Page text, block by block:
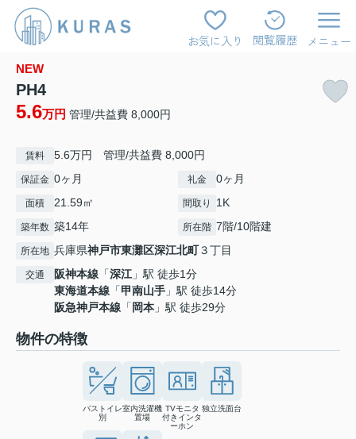
お気に入り 閲覧履歴 メニュー
NEW
PH4
5.6万円 管理/共益費 8,000円
賃料 5.6万円 管理/共益費 8,000円
保証金 0ヶ月 礼金 0ヶ月
面積 21.59㎡ 間取り 1K
築年数 築14年 所在階 7階/10階建
所在地 兵庫県神戸市東灘区深江北町３丁目
交通 阪神本線 「深江 」駅 徒歩1分
東海道本線 「甲南山手 」駅 徒歩14分
阪急神戸本線 「 岡本 」駅 徒歩29分
物件の特徴
バストイレ
別
室内洗濯機
置場
TVモニタ
付きインタ
ーホン
独立洗面台